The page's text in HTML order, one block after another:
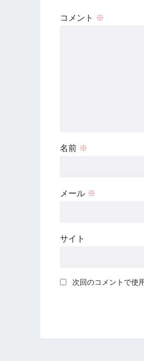
コメント ※
名前 ※
メール ※
サイト
次回のコメントで使